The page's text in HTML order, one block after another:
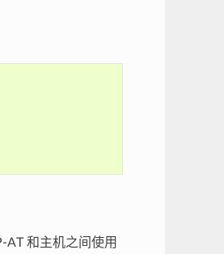
AT 和主机之间使用